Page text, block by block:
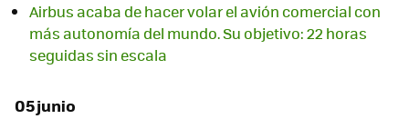
Airbus acaba de hacer volar el avión comercial con
más autonomía del mundo. Su objetivo: 22 horas
seguidas sin escala
05 junio